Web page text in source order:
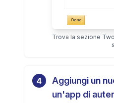
Trova la sezione
4
Aggiungi un
un'app di